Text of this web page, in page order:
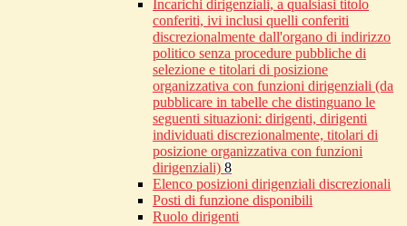
Incarichi dirigenziali, a qualsiasi titolo
conferiti, ivi inclusi quelli conferiti
discrezionalmente dall'organo di indirizzo
politico senza procedure pubbliche di
selezione e titolari di posizione
organizzativa con funzioni dirigenziali (da
pubblicare in tabelle che distinguano le
seguenti situazioni: dirigenti, dirigenti
individuati discrezionalmente, titolari di
posizione organizzativa con funzioni
dirigenziali) 8
Elenco posizioni dirigenziali discrezionali
Posti di funzione disponibili
Ruolo dirigenti